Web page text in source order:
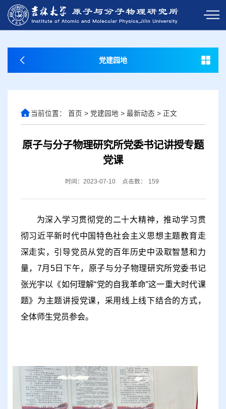
党建园地
当前位置： 首页 > 党建园地 > 最新动态 > 正文
原子与分子物理研究所党委书记讲授专题
党课
时间：2023-07-10 点击数： 159
为深入学习贯彻党的二十大精神，推动学习贯
彻习近平新时代中国特色社会主义思想主题教育走
深走实，引导党员从党的百年历史中汲取智慧和力
量， 7月 5日下午，原子与分子物理研究所党委书记
张光宇以《如何理解“党的自我革命”这一重大时代课
题》为主题讲授党课，采用线上线下结合的方式，
全体师生党员参会。